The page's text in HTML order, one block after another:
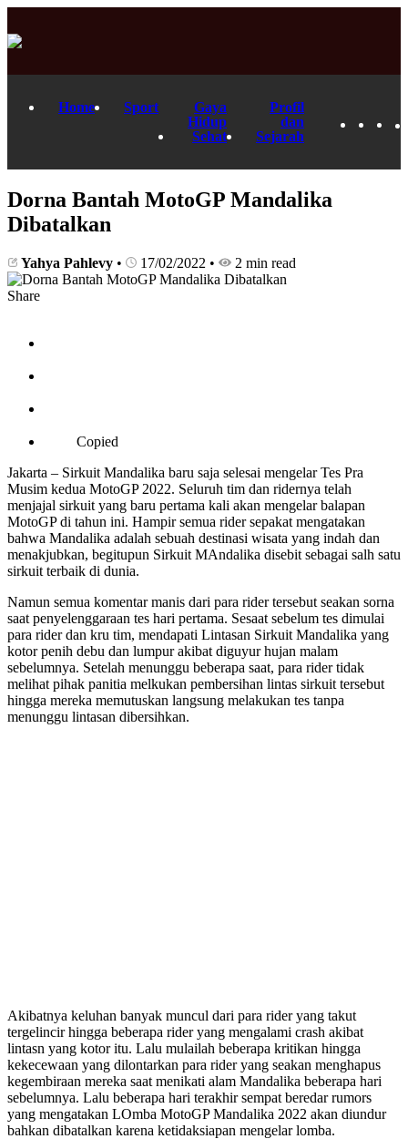
Home Sport
Gaya
Hidup
Sehat
Profil
dan
Sejarah
Dorna Bantah MotoGP Mandalika
Dibatalkan
Yahya Pahlevy • 17/02/2022 • 2 min read
Share
Copied
Jakarta – Sirkuit Mandalika baru saja selesai mengelar Tes Pra
Musim kedua MotoGP 2022. Seluruh tim dan ridernya telah
menjajal sirkuit yang baru pertama kali akan mengelar balapan
MotoGP di tahun ini. Hampir semua rider sepakat mengatakan
bahwa Mandalika adalah sebuah destinasi wisata yang indah dan
menakjubkan, begitupun Sirkuit MAndalika disebit sebagai salh satu
sirkuit terbaik di dunia.
Namun semua komentar manis dari para rider tersebut seakan sorna
saat penyelenggaraan tes hari pertama. Sesaat sebelum tes dimulai
para rider dan kru tim, mendapati Lintasan Sirkuit Mandalika yang
kotor penih debu dan lumpur akibat diguyur hujan malam
sebelumnya. Setelah menunggu beberapa saat, para rider tidak
melihat pihak panitia melkukan pembersihan lintas sirkuit tersebut
hingga mereka memutuskan langsung melakukan tes tanpa
menunggu lintasan dibersihkan.
Akibatnya keluhan banyak muncul dari para rider yang takut
tergelincir hingga beberapa rider yang mengalami crash akibat
lintasn yang kotor itu. Lalu mulailah beberapa kritikan hingga
kekecewaan yang dilontarkan para rider yang seakan menghapus
kegembiraan mereka saat menikati alam Mandalika beberapa hari
sebelumnya. Lalu beberapa hari terakhir sempat beredar rumors
yang mengatakan LOmba MotoGP Mandalika 2022 akan diundur
bahkan dibatalkan karena ketidaksiapan mengelar lomba.